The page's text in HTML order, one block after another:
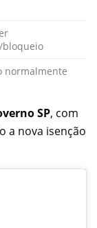
bloqueio
normalmente
SP, com
a nova isenção